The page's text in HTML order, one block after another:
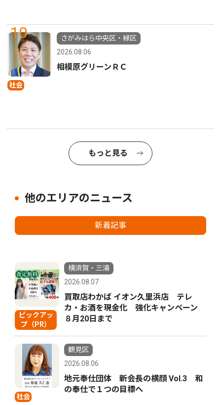
10
社会
さがみはら中央区・緑区
2026.08.06
相模原グリーンＲＣ
もっと見る
他のエリアのニュース
新着記事
ピックアッ
プ（PR）
横須賀・三浦
2026.08.07
買取店わかば イオン久里浜店 テレ
カ・お酒を現金化 強化キャンペーン
８月20日まで
社会
鶴見区
2026.08.06
地元奉仕団体 新会長の横顔 Vol.3 和
の奉仕で１つの目標へ